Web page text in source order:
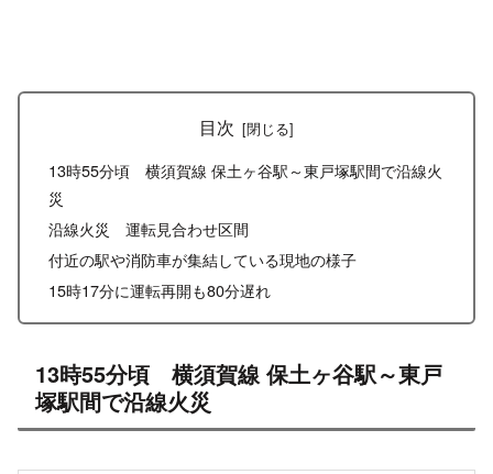
目次
13時55分頃 横須賀線 保土ヶ谷駅～東戸塚駅間で沿線火
災
沿線火災 運転見合わせ区間
付近の駅や消防車が集結している現地の様子
15時17分に運転再開も80分遅れ
13時55分頃 横須賀線 保土ヶ谷駅～東戸
塚駅間で沿線火災